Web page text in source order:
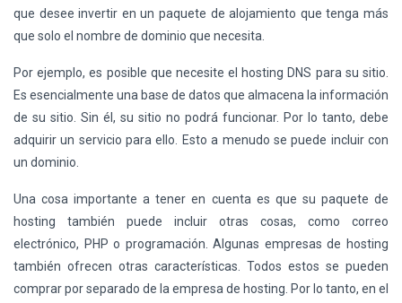
que desee invertir en un paquete de alojamiento que tenga más
que solo el nombre de dominio que necesita.
Por ejemplo, es posible que necesite el hosting DNS para su sitio.
Es esencialmente una base de datos que almacena la información
de su sitio. Sin él, su sitio no podrá funcionar. Por lo tanto, debe
adquirir un servicio para ello. Esto a menudo se puede incluir con
un dominio.
Una cosa importante a tener en cuenta es que su paquete de
hosting también puede incluir otras cosas, como correo
electrónico, PHP o programación. Algunas empresas de hosting
también ofrecen otras características. Todos estos se pueden
comprar por separado de la empresa de hosting. Por lo tanto, en el